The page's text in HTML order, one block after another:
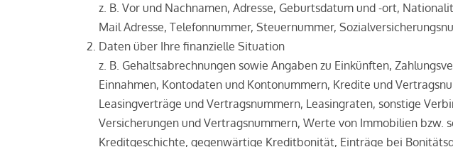
z. B. Vor­ und Nachnamen, Adresse, Geburtsdatum und -­ort,
Mail Adresse, Telefonnummer, Steuernummer,
Daten über Ihre finanzielle Situation
z. B. Gehaltsabrechnungen sowie Angaben zu Einkünften,
Einnahmen, Kontodaten und Kontonummern, Kredite und
Leasingverträge und Vertragsnummern, Leasingraten, sonstige
Versicherungen und Vertragsnummern, Werte von Immobilien bzw.
Kreditgeschichte, gegenwärtige Kreditbonität, Einträge bei